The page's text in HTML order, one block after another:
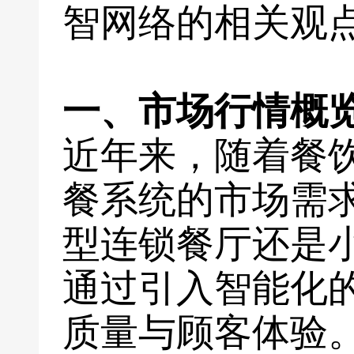
智网络的相关观
一、市场行情概
近年来，随着餐
餐系统的市场需
型连锁餐厅还是
通过引入智能化
质量与顾客体验